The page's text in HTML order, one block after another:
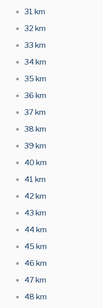
31 km
32 km
33 km
34 km
35 km
36 km
37 km
38 km
39 km
40 km
41 km
42 km
43 km
44 km
45 km
46 km
47 km
48 km